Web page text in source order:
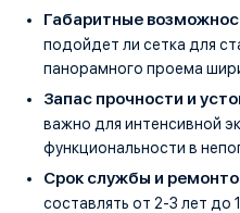
Габаритные
подойдет ли сетка для
панорамного проема
Запас прочности и
важно для интенсивной
функциональности в
Срок службы и
составлять от 2-3 лет до